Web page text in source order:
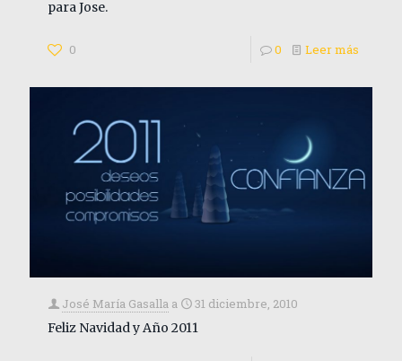
para Jose.
0 0 Leer más
José María Gasalla a
31 diciembre, 2010
Feliz Navidad y Año 2011